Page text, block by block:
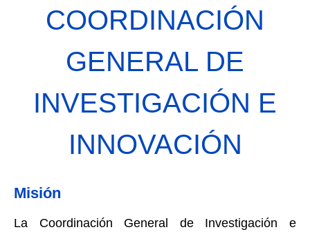
COORDINACIÓN
GENERAL DE
INVESTIGACIÓN E
INNOVACIÓN
Misión
La Coordinación General de Investigación e